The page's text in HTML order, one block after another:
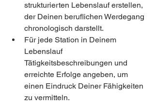
strukturierten Lebenslauf erstellen,
der Deinen beruflichen Werdegang
chronologisch darstellt.
Für jede Station in Deinem
Lebenslauf
Tätigkeitsbeschreibungen und
erreichte Erfolge angeben, um
einen Eindruck Deiner Fähigkeiten
zu vermitteln.